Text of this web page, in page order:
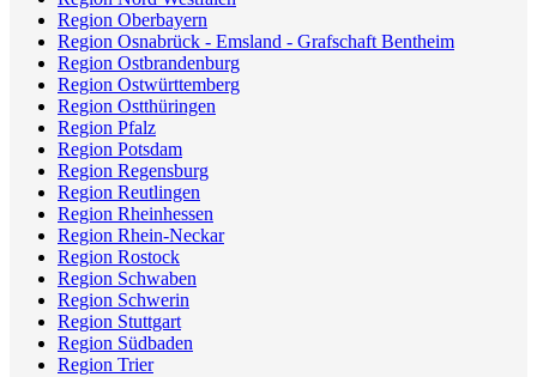
Region Oberbayern
Region Osnabrück - Emsland - Grafschaft Bentheim
Region Ostbrandenburg
Region Ostwürttemberg
Region Ostthüringen
Region Pfalz
Region Potsdam
Region Regensburg
Region Reutlingen
Region Rheinhessen
Region Rhein-Neckar
Region Rostock
Region Schwaben
Region Schwerin
Region Stuttgart
Region Südbaden
Region Trier